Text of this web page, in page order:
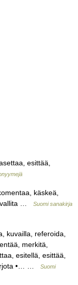
esittää,
käskeä,
vallita …
Suomi sanakirja
kuvailla, referoida,
merkitä,
esitellä, esittää,
•… …
Suomi